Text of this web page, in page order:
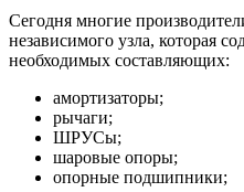
Сегодня многие
независимого узла, которая
необходимых составляющих:
амортизаторы;
рычаги;
ШРУСы;
шаровые опоры;
опорные подшипники;